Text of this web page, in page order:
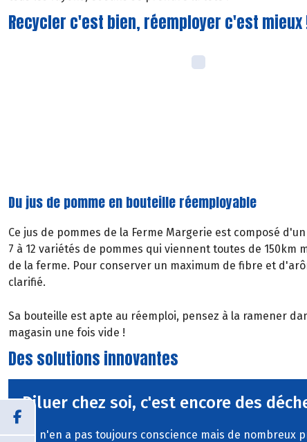
Recycler c'est bien, réemployer c'est mieux
Du jus de pomme en bouteille réemployable
Ce jus de pommes de la Ferme Margerie est composé
7 à 12 variétés de pommes qui viennent toutes de 150km
de la ferme. Pour conserver un maximum de fibre et
clarifié.
Sa bouteille est apte au réemploi, pensez à la ramener
magasin une fois vide !
Des solutions innovantes
Diluer chez soi, c'est encore des
On n'en a pas toujours conscience mais de